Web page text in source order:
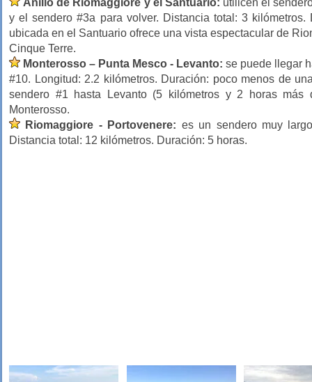
Anillo de Riomaggiore y el Santuario: utilicen el
y el sendero #3a para volver. Distancia total: 3 kilómetros.
ubicada en el Santuario ofrece una vista espectacular de
Cinque Terre.
Monterosso – Punta Mesco - Levanto: se puede llegar
#10. Longitud: 2.2 kilómetros. Duración: poco menos de
sendero #1 hasta Levanto (5 kilómetros y 2 horas más
Monterosso.
Riomaggiore - Portovenere: es un sendero muy
Distancia total: 12 kilómetros. Duración: 5 horas.